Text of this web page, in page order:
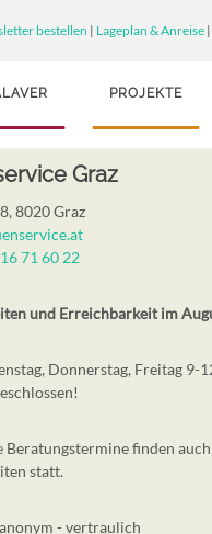
bestellen | Lageplan & Anreise|
PROJEKTE
Graz
8020 Graz
71 60 22
und Erreichbarkeit im
Donnerstag, Freitag 9-
Beratungstermine finden
statt.
- vertraulich